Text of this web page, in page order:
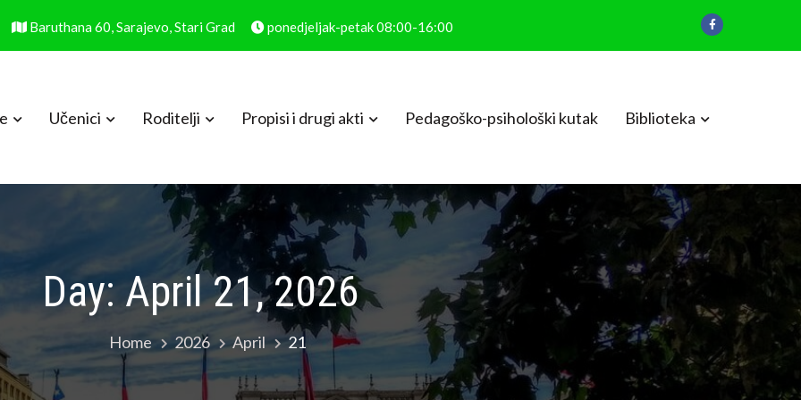
Baruthana 60, Sarajevo, Stari Grad ponedjeljak-petak 08:00-16:00
Učenici Roditelji Propisi i drugi akti Pedagoško-psihološki kutak Biblioteka
Day:April 21, 2026
Home 2026 April 21